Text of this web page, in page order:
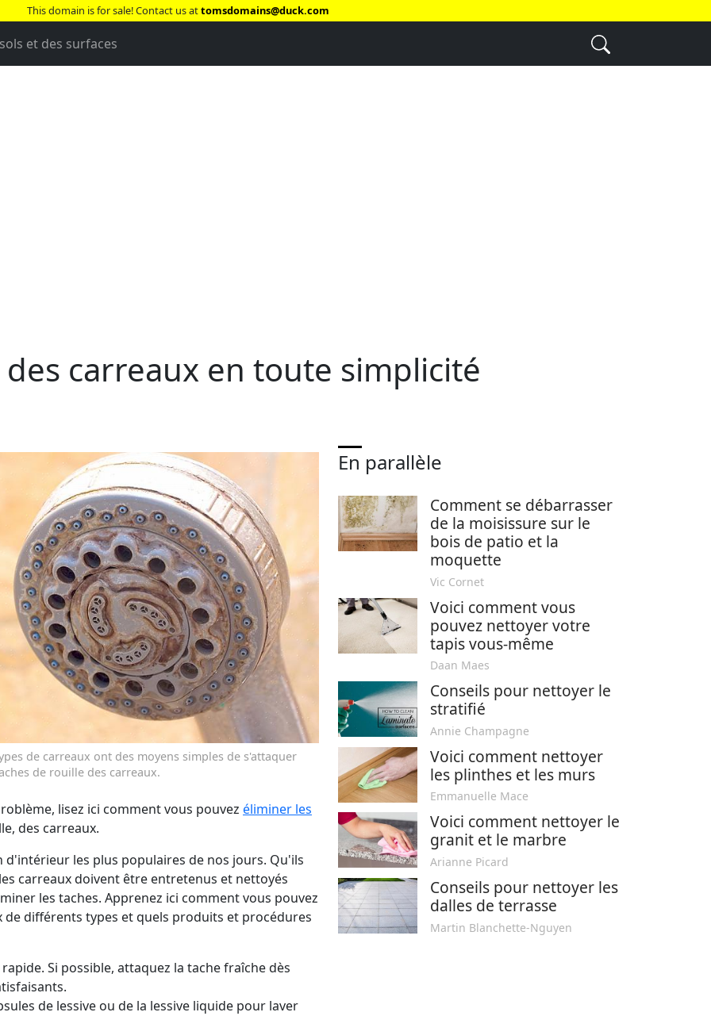
This domain is for sale! Contact us attomsdomains@duck.com
et des surfaces
carreaux en toute simplicité
de carreaux ont des moyens simples de s'attaquer
de rouille des carreaux.
lisez ici comment vous pouvez éliminer les
des carreaux.
les plus populaires de nos jours. Qu'ils
carreaux doivent être entretenus et nettoyés
les taches. Apprenez ici comment vous pouvez
différents types et quels produits et procédures
Si possible, attaquez la tache fraîche dès
de lessive ou de la lessive liquide pour laver
En parallèle
Comment se débarrasser
de la moisissure sur le
bois de patio et la
moquette
Vic Cornet
Voici comment vous
pouvez nettoyer votre
tapis vous-même
Daan Maes
Conseils pour nettoyer le
stratifié
Annie Champagne
Voici comment nettoyer
les plinthes et les murs
Emmanuelle Mace
Voici comment nettoyer le
granit et le marbre
Arianne Picard
Conseils pour nettoyer les
dalles de terrasse
Martin Blanchette-Nguyen